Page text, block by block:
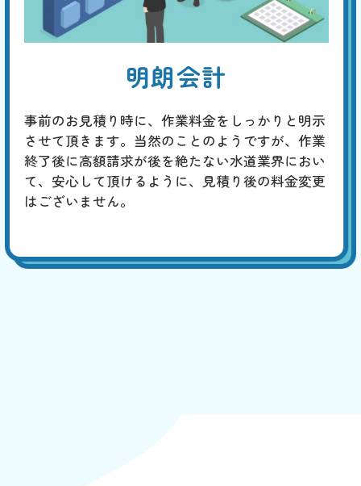
明朗会計
事前のお見積り時に、作業料金をしっかりと明示
させて頂きます。当然のことのようですが、作業
終了後に高額請求が後を絶たない水道業界におい
て、安心して頂けるように、見積り後の料金変更
はございません。